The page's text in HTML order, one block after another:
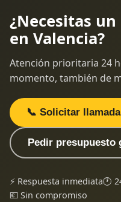
¿Necesitas
en Valencia?
Atención prioritaria 24
momento, también de
📞 Solicitar llamada
Pedir presupuesto
⚡ Respuesta inmediata🕐
💶 Sin compromiso